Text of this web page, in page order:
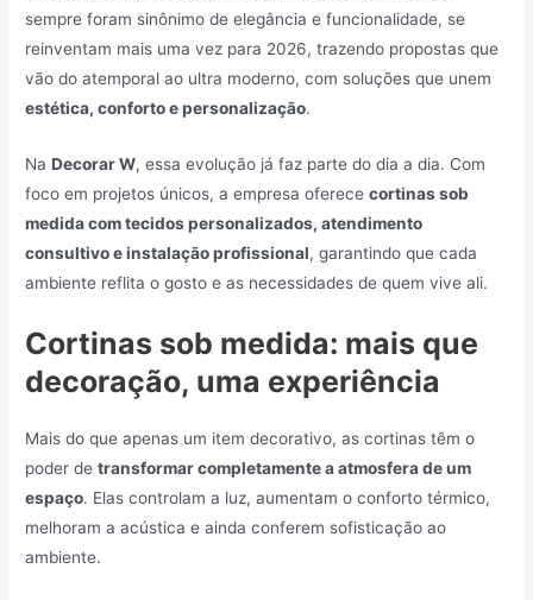
sempre foram sinônimo de elegância e funcionalidade, se
reinventam mais uma vez para 2026, trazendo propostas que
vão do atemporal ao ultra moderno, com soluções que unem
estética, conforto e personalização.
NaDecorar W, essa evolução já faz parte do dia a dia. Com
foco em projetos únicos, a empresa oferececortinas sob
medida com tecidos personalizados, atendimento
consultivo e instalação profissional, garantindo que cada
ambiente reflita o gosto e as necessidades de quem vive ali.
Cortinas sob medida: mais que
decoração, uma experiência
Mais do que apenas um item decorativo, as cortinas têm o
poder detransformar completamente a atmosfera de um
espaço. Elas controlam a luz, aumentam o conforto térmico,
melhoram a acústica e ainda conferem sofisticação ao
ambiente.